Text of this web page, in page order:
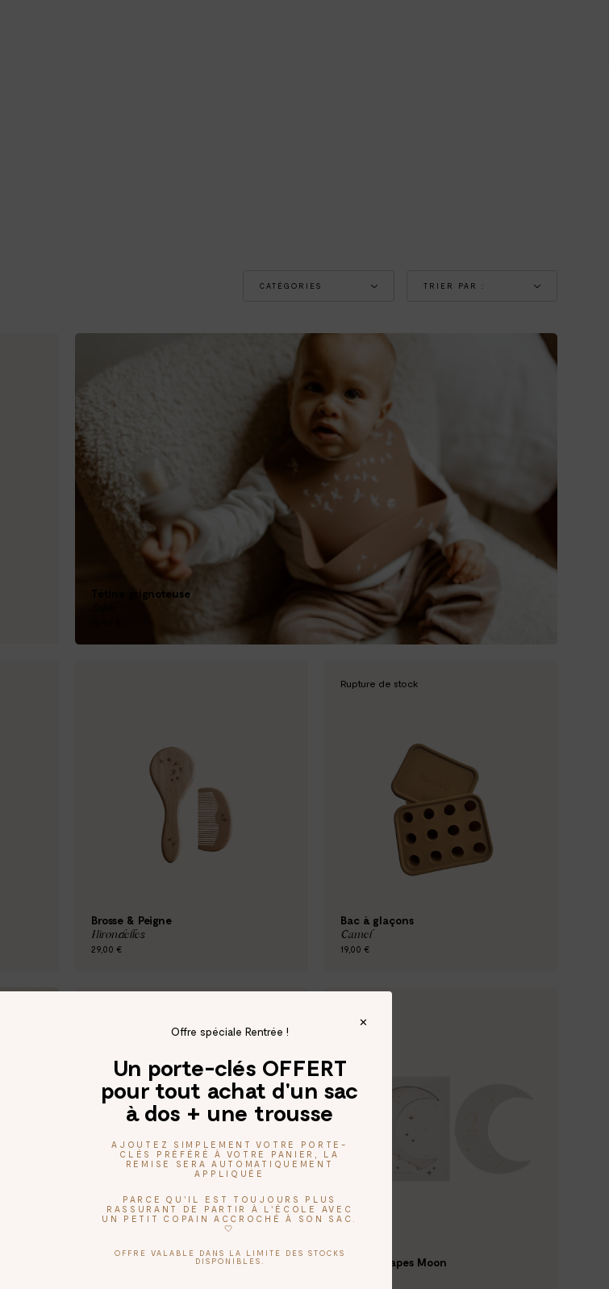
CATÉGORIES
Les imparfaits
Fin de collection
Coin repas
Grossesse
Livres & Papeterie
Nouveautés
Chambre
Cadeaux de naissance
TRIER PAR :
Tétine grignoteuse
Brosse & Peigne
Hirondelles
29,00 €
Rupture de stock
Bac à glaçons
Camel
19,00 €
Bac à glaçons
Cartes étapes Moon
Offre spéciale Rentrée !
Un porte-clés OFFERT
pour tout achat d'un sac
à dos + une trousse
AJOUTEZ SIMPLEMENT VOTRE PORTE-
CLÉS PRÉFÉRÉ À VOTRE PANIER, LA
REMISE SERA AUTOMATIQUEMENT
APPLIQUÉE
PARCE QU'IL EST TOUJOURS PLUS
RASSURANT DE PARTIR À L'ÉCOLE AVEC
UN PETIT COPAIN ACCROCHÉ À SON SAC.
🤍
OFFRE VALABLE DANS LA LIMITE DES STOCKS
DISPONIBLES.